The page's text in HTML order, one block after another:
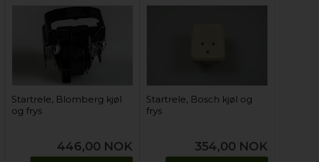
Startrele, Blomberg kjøl
og frys
446,00 NOK
Startrele, Bosch kjøl og
frys
354,00 NOK